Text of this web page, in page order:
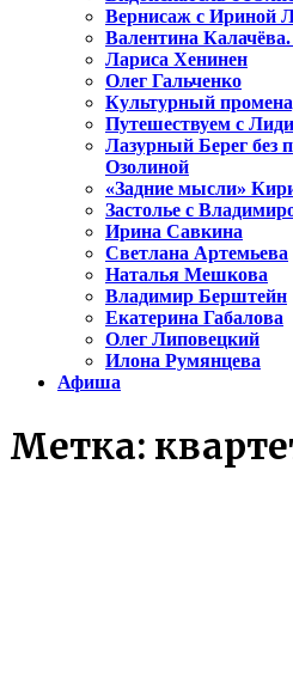
Вернисаж с Ириной
Валентина
Лариса Хенинен
Олег Гальченко
Культурный
Путешествуем с
Лазурный Берег без
Озолиной
«Задние мысли»
Застолье с
Ирина Савкина
Светлана Артемьева
Наталья Мешкова
Владимир Берштейн
Екатерина Габалова
Олег Липовецкий
Илона Румянцева
Афиша
Метка: